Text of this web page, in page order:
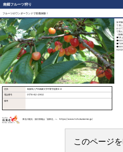
南郷フルーツ狩り
フルーツのワンダーランドで収穫体験！
深呼吸
で美し
かけて
て受け
《収
●1月
●6月
●7月
●9月
※2020
住所 青森県八戸市南郷大字中野字舘野4-4
電話番号 0178-82-2902
備考
東北の観光・旅行情報は「旅東北」へ https://www.tohokukanko.jp/
このページ